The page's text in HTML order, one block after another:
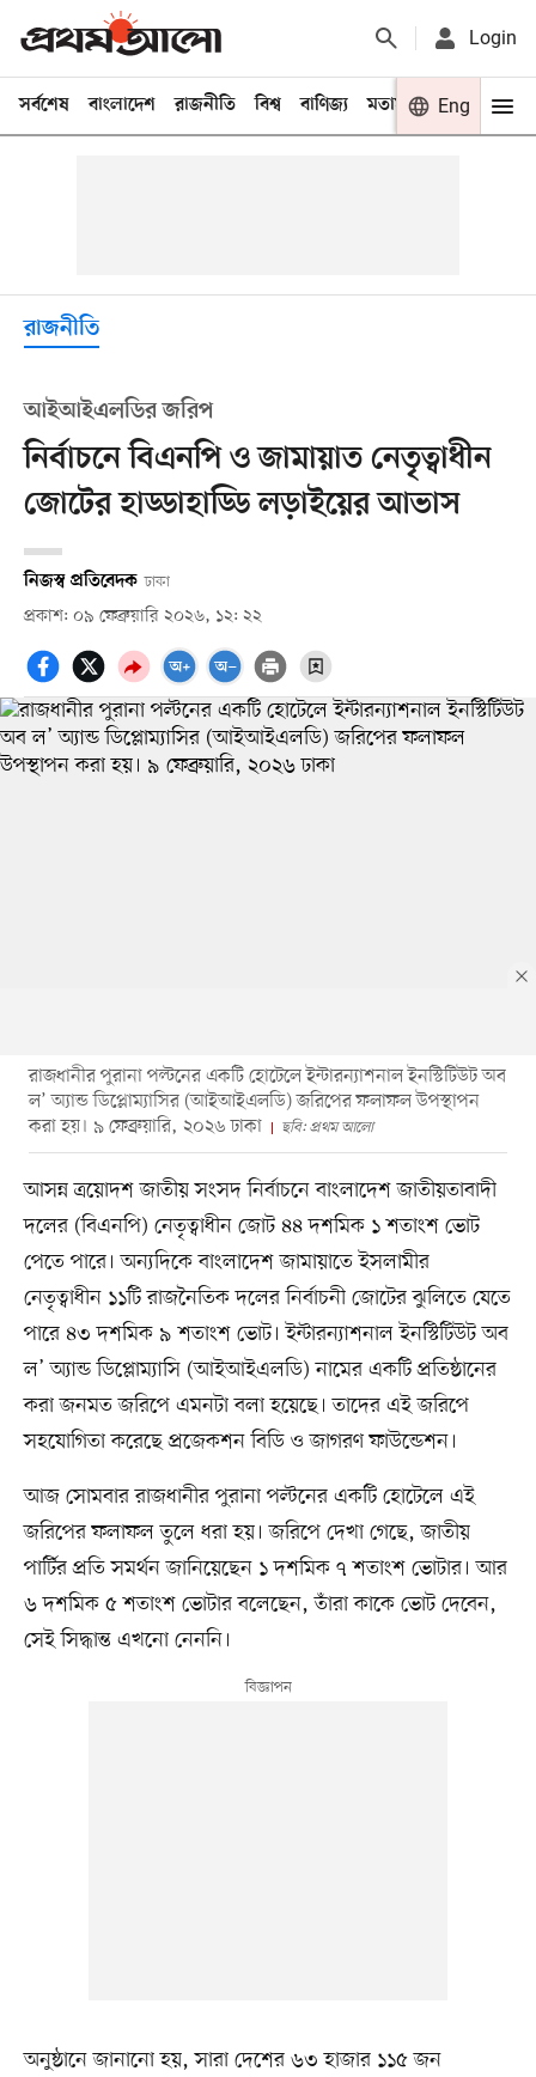
Login
সর্বশেষ বাংলাদেশ রাজনীতি বিশ্ব বাণিজ্য মতামত খেলা
Eng
রাজনীতি
আইআইএলডির জরিপ
নির্বাচনে বিএনপি ও জামায়াত নেতৃত্বাধীন
জোটের হাড্ডাহাড্ডি লড়াইয়ের আভাস
নিজস্ব প্রতিবেদক ঢাকা
প্রকাশ: ০৯ ফেব্রুয়ারি ২০২৬, ১২: ২২
রাজধানীর পুরানা পল্টনের একটি হোটেলে ইন্টারন্যাশনাল ইনস্টিটিউট অব
ল’ অ্যান্ড ডিপ্লোম্যাসির (আইআইএলডি) জরিপের ফলাফল উপস্থাপন
করা হয়। ৯ ফেব্রুয়ারি, ২০২৬ ঢাকা
ছবি: প্রথম আলো
আসন্ন ত্রয়োদশ জাতীয় সংসদ নির্বাচনে বাংলাদেশ জাতীয়তাবাদী
দলের (বিএনপি) নেতৃত্বাধীন জোট ৪৪ দশমিক ১ শতাংশ ভোট
পেতে পারে। অন্যদিকে বাংলাদেশ জামায়াতে ইসলামীর
নেতৃত্বাধীন ১১টি রাজনৈতিক দলের নির্বাচনী জোটের ঝুলিতে যেতে
পারে ৪৩ দশমিক ৯ শতাংশ ভোট। ইন্টারন্যাশনাল ইনস্টিটিউট অব
ল’ অ্যান্ড ডিপ্লোম্যাসি (আইআইএলডি) নামের একটি প্রতিষ্ঠানের
করা জনমত জরিপে এমনটা বলা হয়েছে। তাদের এই জরিপে
সহযোগিতা করেছে প্রজেকশন বিডি ও জাগরণ ফাউন্ডেশন।
আজ সোমবার রাজধানীর পুরানা পল্টনের একটি হোটেলে এই
জরিপের ফলাফল তুলে ধরা হয়। জরিপে দেখা গেছে, জাতীয়
পার্টির প্রতি সমর্থন জানিয়েছেন ১ দশমিক ৭ শতাংশ ভোটার। আর
৬ দশমিক ৫ শতাংশ ভোটার বলেছেন, তাঁরা কাকে ভোট দেবেন,
সেই সিদ্ধান্ত এখনো নেননি।
অনুষ্ঠানে জানানো হয়, সারা দেশের ৬৩ হাজার ১১৫ জন